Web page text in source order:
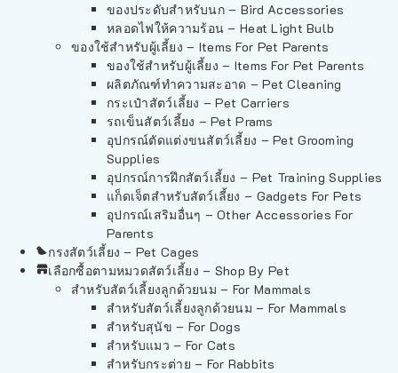
ของประดับสำหรับนก – Bird Accessories
หลอดไฟให้ความร้อน – Heat Light Bulb
ของใช้สำหรับผู้เลี้ยง – Items For Pet Parents
ของใช้สำหรับผู้เลี้ยง – Items For Pet Parents
ผลิตภัณฑ์ทำความสะอาด – Pet Cleaning
กระเป๋าสัตว์เลี้ยง – Pet Carriers
รถเข็นสัตว์เลี้ยง – Pet Prams
อุปกรณ์ตัดแต่งขนสัตว์เลี้ยง – Pet Grooming
Supplies
อุปกรณ์การฝึกสัตว์เลี้ยง – Pet Training Supplies
แก็ดเจ็ตสำหรับสัตว์เลี้ยง – Gadgets For Pets
อุปกรณ์เสริมอื่นๆ – Other Accessories For
Parents
กรงสัตว์เลี้ยง – Pet Cages
เลือกซื้อตามหมวดสัตว์เลี้ยง – Shop By Pet
สำหรับสัตว์เลี้ยงลูกด้วยนม – For Mammals
สำหรับสัตว์เลี้ยงลูกด้วยนม – For Mammals
สำหรับสุนัข – For Dogs
สำหรับแมว – For Cats
สำหรับกระต่าย – For Rabbits